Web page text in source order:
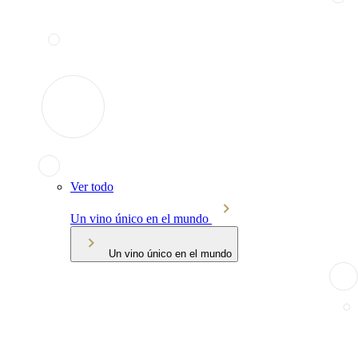
Ver todo
Un vino único en el mundo
Un vino único en el mundo